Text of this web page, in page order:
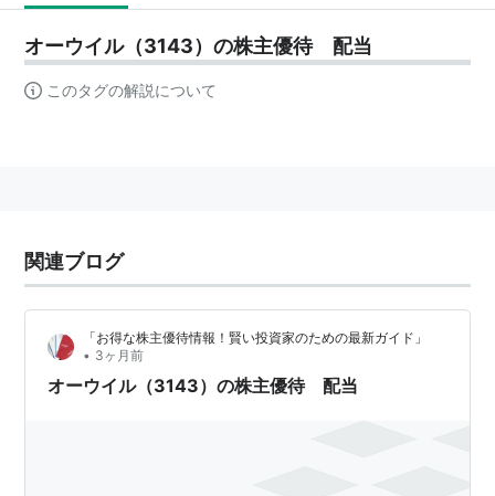
オーウイル（3143）の株主優待 配当
このタグの解説について
関連ブログ
「お得な株主優待情報！賢い投資家のための最新ガイド」
• 3ヶ月前
オーウイル（3143）の株主優待 配当